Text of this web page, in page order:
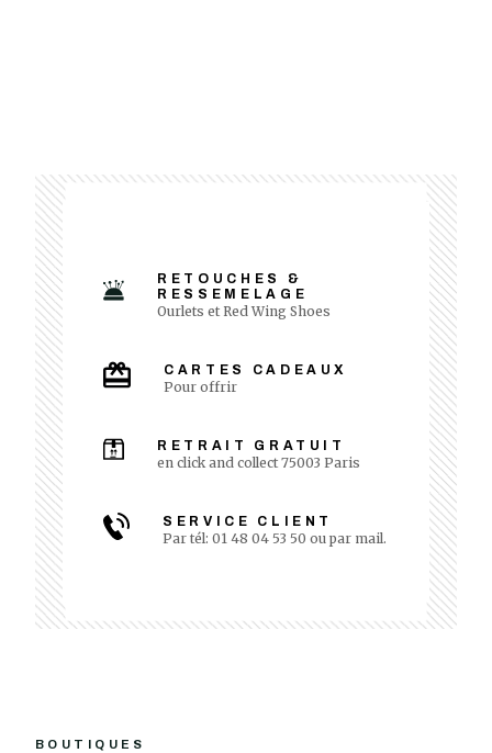
RETOUCHES &
RESSEMELAGE
Ourlets et Red Wing Shoes
CARTES CADEAUX
Pour offrir
RETRAIT GRATUIT
en click and collect 75003 Paris
SERVICE CLIENT
Par tél: 01 48 04 53 50 ou par mail.
BOUTIQUES